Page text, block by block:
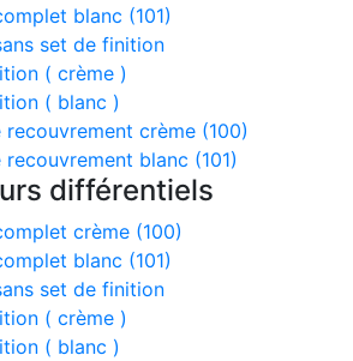
blanc (101)
set de finition
( crème )
( blanc )
recouvrement crème (100)
recouvrement blanc (101)
différentiels
crème (100)
blanc (101)
set de finition
( crème )
( blanc )